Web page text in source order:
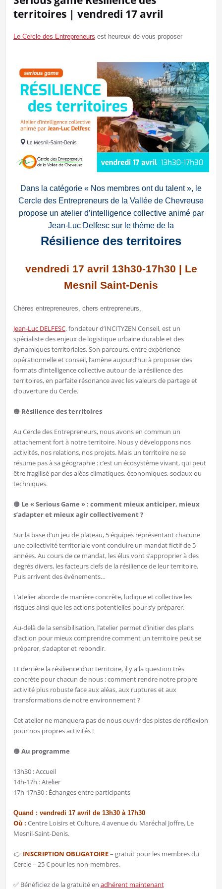
territoires | vendredi 17 avril
Le Cercle des Entrepreneurs est heureux de vous proposer
Dans la catégorie « Nos membres ont du talent », le
Cercle des Entrepreneurs de la Vallée de Chevreuse
propose un atelier d’intelligence collective animé par
Jean-Luc Delfesc sur le thème de la
Résilience des territoires
vendredi 17 avril 13h30-17h30 | Le
Mesnil Saint-Denis
Chères entrepreneures, chers entrepreneurs,
Jean-Luc DELFESC, fondateur d’INCITYZEN Conseil, est un
spécialiste des enjeux de logistique urbaine durable et des
dynamiques territoriales. Son parcours, entre expérience
opérationnelle et conseil, l’amène aujourd’hui à proposer des
formats d’intelligence collective autour de la résilience des
territoires, en parfaite résonance avec les valeurs de partage et
d’ouverture du Cercle.
🟠️ Résilience des territoires
Au Cercle des Entrepreneurs, nous avons en commun un
attachement fort à notre territoire. Nous y développons nos
activités, nos relations, nos projets. Mais un territoire ne se
résume pas à sa géographie : c’est un écosystème vivant, qui peut
être fragilisé par des aléas climatiques, économiques, sociaux ou
techniques.
🟠️ Le « Serious Game » : comment mieux anticiper, mieux
s’adapter et mieux agir collectivement ?
Sur la base d’un jeu de plateau, 5 équipes représentant chacune
une collectivité territoriale vont conduire un mandat fictif de 5
années. Au cours de ce mandat, les élus vont s’approprier à des
degrés divers, les facteurs clefs de la résilience de leur territoire.
Puis arrivent des événements…
L’atelier aborde de manière concrète, ludique et collective les
risques ainsi que les actions potentielles pour s’y préparer.
Au-delà de la sensibilisation, l’atelier permet d’initier des plans
d’action pour mieux comprendre comment un territoire peut se
préparer, s’adapter et rebondir.
Et derrière la résilience d’un territoire, il y a la question très
concrète pour chacun de nous : comment rendre notre propre
activité plus robuste face aux aléas, aux ruptures et aux
transformations de notre environnement ?
Cet atelier ne manquera pas de nous ouvrir des pistes de réflexion
pour nos propres activités !
🟠️ ️Au programme
13h30 : Accueil
14h-17h : Atelier
17h-17h30 : Échanges entre participants
Quand : vendredi 17 avril de 13h30 à 17h30
Où : Centre Loisirs et Culture, 4 avenue du Maréchal Joffre, Le
Mesnil-Saint-Denis.
👉INSCRIPTION OBLIGATOIRE– gratuit pour les membres du
Cercle – 25 € pour les non-membres.
✅ Bénéficiez de la gratuité en adhérent maintenant